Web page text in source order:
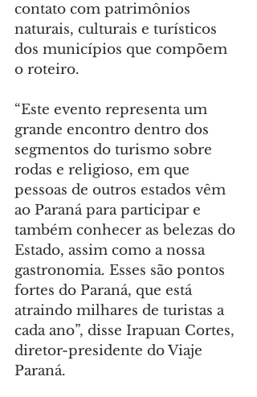
contato com patrimônios
naturais, culturais e turísticos
dos municípios que compõem
o roteiro.
“Este evento representa um
grande encontro dentro dos
segmentos do turismo sobre
rodas e religioso, em que
pessoas de outros estados vêm
ao Paraná para participar e
também conhecer as belezas do
Estado, assim como a nossa
gastronomia. Esses são pontos
fortes do Paraná, que está
atraindo milhares de turistas a
cada ano”, disse Irapuan Cortes,
diretor-presidente do Viaje
Paraná.